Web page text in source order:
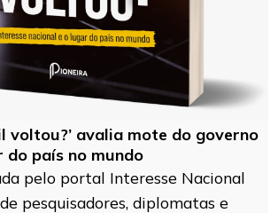
voltou?’ avalia mote do governo
do país no mundo
pelo portal Interesse Nacional
pesquisadores, diplomatas e